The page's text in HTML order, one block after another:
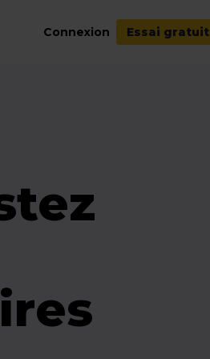
Connexion Essai gratuit